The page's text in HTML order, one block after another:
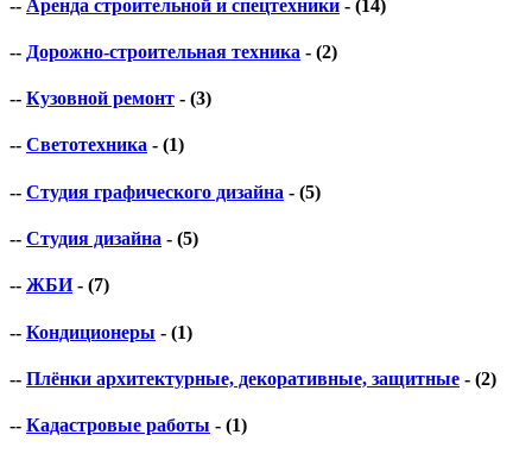
-- Аренда строительной и спецтехники - (14)
-- Дорожно-строительная техника - (2)
-- Кузовной ремонт - (3)
-- Светотехника - (1)
-- Студия графического дизайна - (5)
-- Студия дизайна - (5)
-- ЖБИ- (7)
-- Кондиционеры - (1)
-- Плёнки архитектурные, декоративные, защитные - (2)
-- Кадастровые работы - (1)